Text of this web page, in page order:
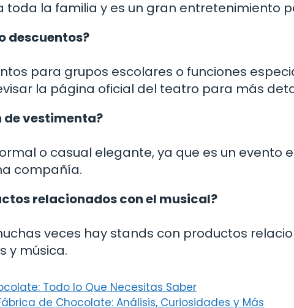
la familia y es un gran entretenimiento
descuentos?
para grupos escolares o funciones
la página oficial del teatro para más
de vestimenta?
o casual elegante, ya que es un evento
compañía.
relacionados con el musical?
veces hay stands con productos
y música.
Todo lo Que Necesitas Saber
de Chocolate: Análisis, Curiosidades y Más